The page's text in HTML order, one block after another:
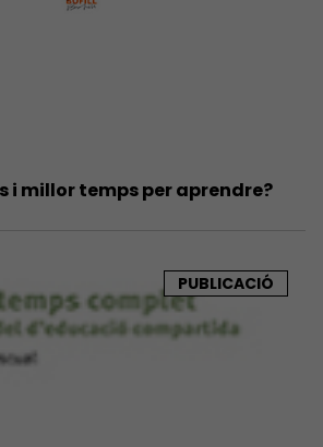
i millor temps per aprendre?
PUBLICACIÓ